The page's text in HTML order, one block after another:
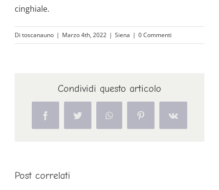
cinghiale.
Di toscanauno | Marzo 4th, 2022 | Siena | 0 Commenti
Condividi questo articolo
FacebookTwitter WhatsAppPinterestVk
Post correlati